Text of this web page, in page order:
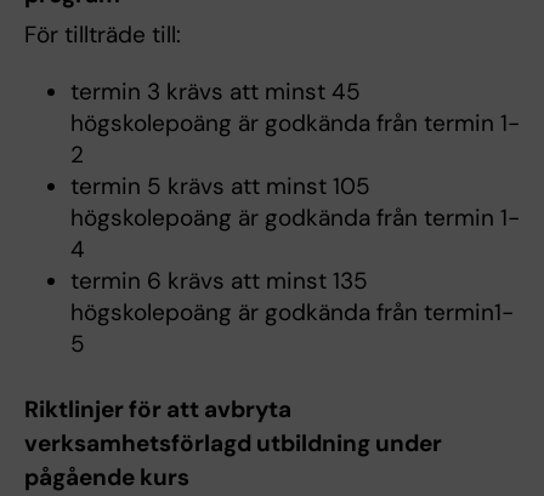
För tillträde till:
termin 3 krävs att minst 45
högskolepoäng är godkända från termin 1-
2
termin 5 krävs att minst 105
högskolepoäng är godkända från termin 1-
4
termin 6 krävs att minst 135
högskolepoäng är godkända från termin1-
5
Riktlinjer för att avbryta
verksamhetsförlagd utbildning under
pågående kurs